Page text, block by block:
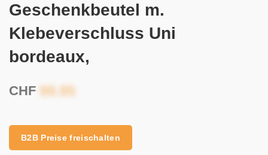
Geschenkbeutel m.
Klebeverschluss Uni
bordeaux,
CHF
B2B Preise freischalten